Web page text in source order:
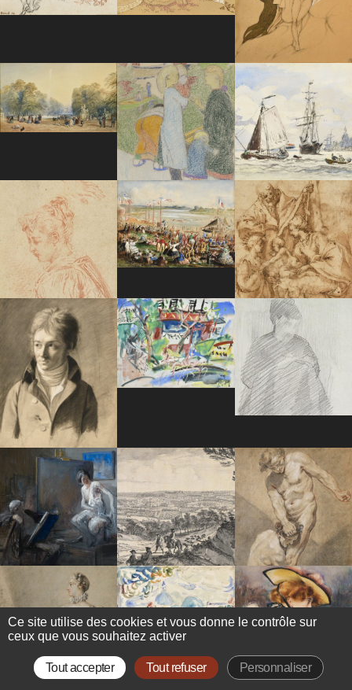
Ce site utilise des cookies et vous donne le contrôle sur
ceux que vous souhaitez activer
Tout accepter Tout refuser Personnaliser